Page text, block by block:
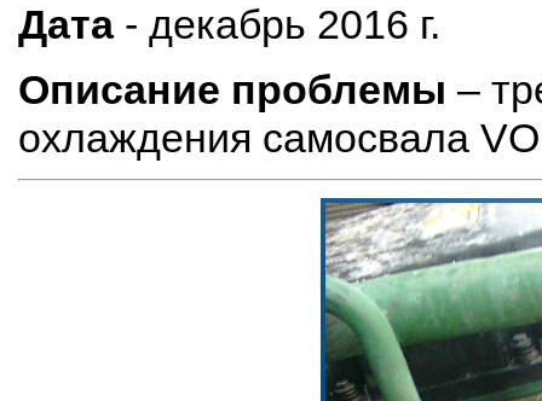
Дата - декабрь 2016 г.
Описание проблемы –
охлаждения самосвала